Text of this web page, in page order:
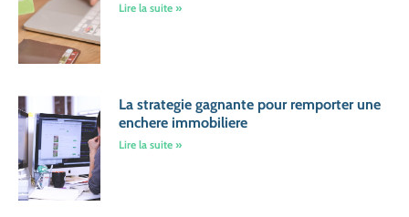
Lire la suite »
La strategie gagnante pour remporter une
enchere immobiliere
Lire la suite »